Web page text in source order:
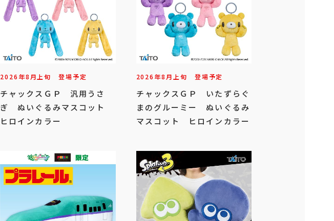
2026年8月上旬 登場予定
チャックスＧＰ 汎用うさ
ぎ ぬいぐるみマスコット
ヒロインカラー
2026年8月上旬 登場予定
チャックスＧＰ いたずらぐ
まのグルーミー ぬいぐるみ
マスコット ヒロインカラー